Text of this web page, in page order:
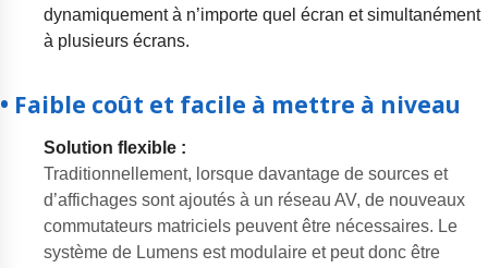
dynamiquement à n’importe quel écran et simultanément
à plusieurs écrans.
• Faible coût et facile à mettre à niveau
Solution flexible :
Traditionnellement, lorsque davantage de sources et
d’affichages sont ajoutés à un réseau AV, de nouveaux
commutateurs matriciels peuvent être nécessaires. Le
système de Lumens est modulaire et peut donc être